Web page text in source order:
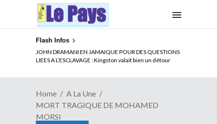
Flash Infos
JOHN DRAMANI EN JAMAIQUE POUR DES QUESTIONS
LIEES A L’ESCLAVAGE : Kingston valait bien un détour
Home
A La Une
MORT TRAGIQUE DE MOHAMED
MORSI